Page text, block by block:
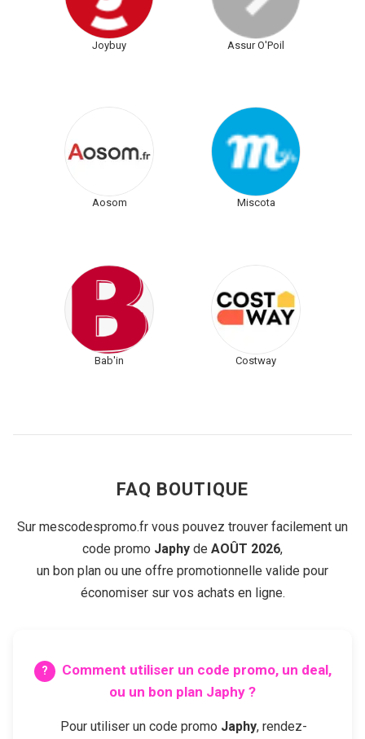
Joybuy Assur O'Poil
Aosom Miscota
Bab'in Costway
FAQ BOUTIQUE
Sur mescodespromo.fr vous pouvez trouver facilement un
code promo Japhy de AOÛT 2026,
un bon plan ou une offre promotionnelle valide pour
économiser sur vos achats en ligne.
Comment utiliser un code promo, un deal,
ou un bon plan Japhy ?
Pour utiliser un code promo Japhy, rendez-